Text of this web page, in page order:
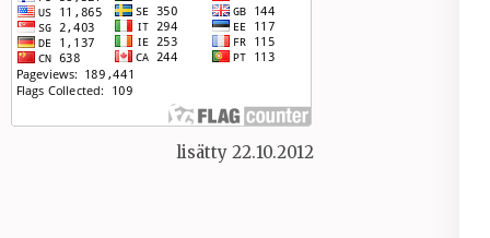
lisätty 22.10.2012